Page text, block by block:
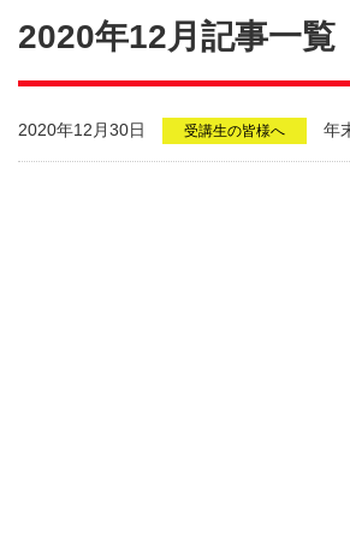
2020年12月記事一覧
2020年12月30日 受講生の皆様へ 年